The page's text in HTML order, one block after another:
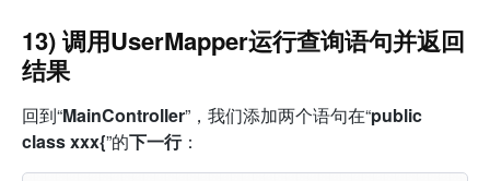
13) 调用UserMapper运行查询语句并返回
结果
回到“MainController”，我们添加两个语句在“public
class xxx{”的下一行：